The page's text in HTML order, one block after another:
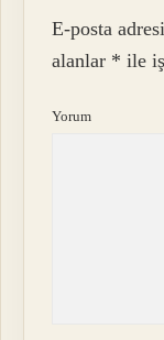
E-posta
alanlar * ile
Yorum